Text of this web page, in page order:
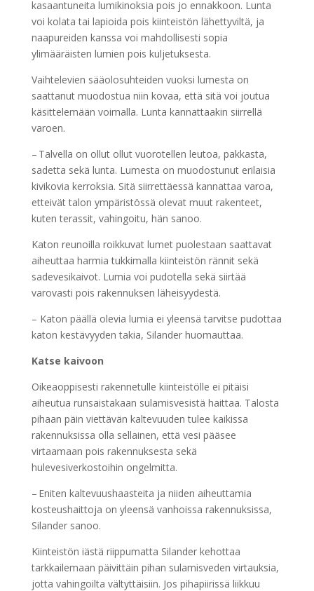
kasaantuneita lumikinoksia pois jo ennakkoon. Lunta
voi kolata tai lapioida pois kiinteistön lähettyviltä, ja
naapureiden kanssa voi mahdollisesti sopia
ylimääräisten lumien pois kuljetuksesta.
Vaihtelevien sääolosuhteiden vuoksi lumesta on
saattanut muodostua niin kovaa, että sitä voi joutua
käsittelemään voimalla. Lunta kannattaakin siirrellä
varoen.
– Talvella on ollut ollut vuorotellen leutoa, pakkasta,
sadetta sekä lunta. Lumesta on muodostunut erilaisia
kivikovia kerroksia. Sitä siirrettäessä kannattaa varoa,
etteivät talon ympäristössä olevat muut rakenteet,
kuten terassit, vahingoitu, hän sanoo.
Katon reunoilla roikkuvat lumet puolestaan saattavat
aiheuttaa harmia tukkimalla kiinteistön rännit sekä
sadevesikaivot. Lumia voi pudotella sekä siirtää
varovasti pois rakennuksen läheisyydestä.
– Katon päällä olevia lumia ei yleensä tarvitse pudottaa
katon kestävyyden takia, Silander huomauttaa.
Katse kaivoon
Oikeaoppisesti rakennetulle kiinteistölle ei pitäisi
aiheutua runsaistakaan sulamisvesistä haittaa. Talosta
pihaan päin viettävän kaltevuuden tulee kaikissa
rakennuksissa olla sellainen, että vesi pääsee
virtaamaan pois rakennuksesta sekä
hulevesiverkostoihin ongelmitta.
– Eniten kaltevuushaasteita ja niiden aiheuttamia
kosteushaittoja on yleensä vanhoissa rakennuksissa,
Silander sanoo.
Kiinteistön iästä riippumatta Silander kehottaa
tarkkailemaan päivittäin pihan sulamisveden virtauksia,
jotta vahingoilta vältyttäisiin. Jos pihapiirissä liikkuu